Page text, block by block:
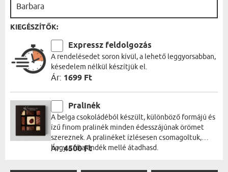
KIEGÉSZÍTŐK:
Expressz feldolgozás
A rendelésedet soron kívül, a lehető leggyorsabban,
késedelem nélkül készítjük el.
Ár: 1699 Ft
Pralinék
A belga csokoládéból készült, különböző formájú és
ízű finom pralinék minden édesszájúnak örömet
szereznek. A pralinéket ízlésesen csomagoltuk,
hogy a fő ajándék mellé átadhasd.
Ár:4500 Ft